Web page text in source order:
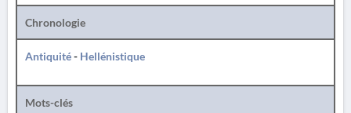
Chronologie
Antiquité- Hellénistique
Mots-clés